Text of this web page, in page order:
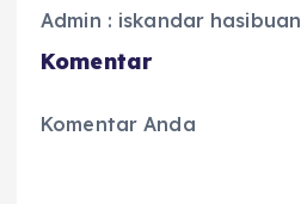
Admin : iskandar hasibuan
Komentar
Komentar Anda